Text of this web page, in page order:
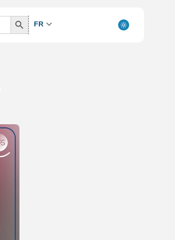
Search
Button
FR